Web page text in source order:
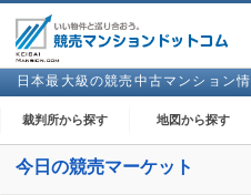
日本最大級の競売中古マンション
裁判所から探す 地図から探す
今日の競売マーケット